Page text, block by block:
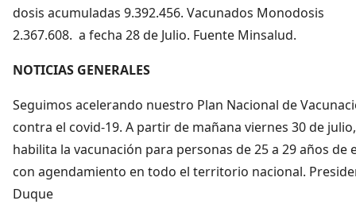
dosis acumuladas 9.392.456. Vacunados Monodosis
2.367.608. a fecha 28 de Julio. Fuente Minsalud.
NOTICIAS GENERALES
Seguimos acelerando nuestro Plan Nacional de
contra el covid-19. A partir de mañana viernes 30 de
habilita la vacunación para personas de 25 a 29 años de
con agendamiento en todo el territorio nacional.
Duque